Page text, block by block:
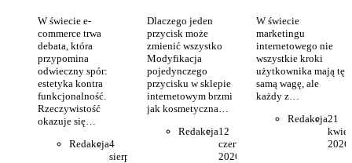
W świecie e-
commerce trwa
debata, która
przypomina
odwieczny spór:
estetyka kontra
funkcjonalność.
Rzeczywistość
okazuje się…
Redakcja4
sierpnia
Dlaczego jeden
przycisk może
zmienić wszystko
Modyfikacja
pojedynczego
przycisku w sklepie
internetowym brzmi
jak kosmetyczna…
Redakcja12
czerwca
2026
W świecie
marketingu
internetowego nie
wszystkie kroki
użytkownika mają tę
samą wagę, ale
każdy z…
Redakcja21
2026